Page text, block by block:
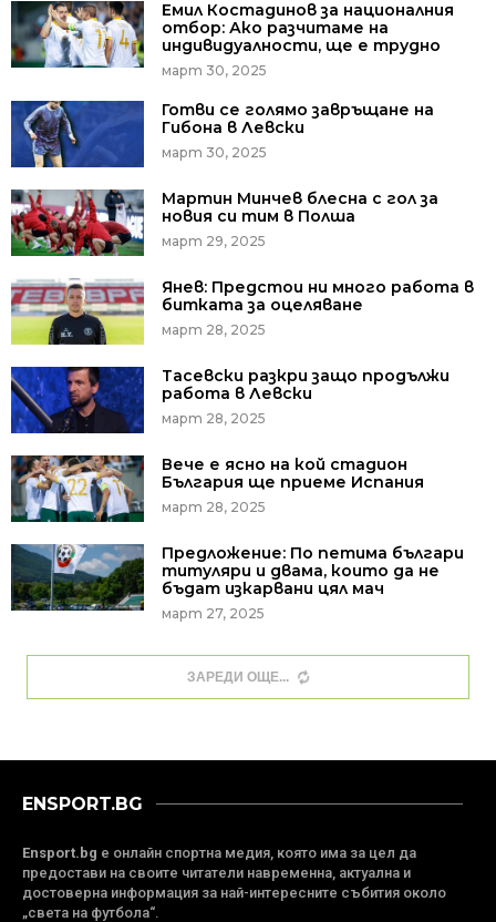
Емил Костадинов за националния
отбор: Ако разчитаме на
индивидуалности, ще е трудно
март 30, 2025
Готви се голямо завръщане на
Гибона в Левски
март 30, 2025
Мартин Минчев блесна с гол за
новия си тим в Полша
март 29, 2025
Янев: Предстои ни много работа в
битката за оцеляване
март 28, 2025
Тасевски разкри защо продължи
работа в Левски
март 28, 2025
Вече е ясно на кой стадион
България ще приеме Испания
март 28, 2025
Предложение: По петима българи
титуляри и двама, които да не
бъдат изкарвани цял мач
март 27, 2025
ЗАРЕДИ ОЩЕ
ENSPORT.BG
Ensport.bg е онлайн спортна медия, която има за цел да
предостави на своите читатели навременна, актуална и
достоверна информация за най-интересните събития около
„света на футбола“.